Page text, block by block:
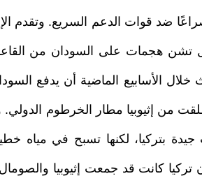
ضد قوات الدعم السريع. وتقدم
تشن هجمات على السودان من
خلال الأسابيع الماضية أن يدفع
من إثيوبيا مطار الخرطوم
جيدة بتركيا، لكنها تسبح في
تركيا كانت قد جمعت إثيوبيا